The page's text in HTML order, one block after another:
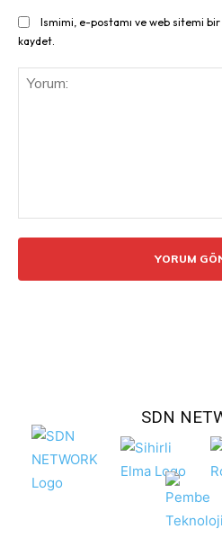
Ismimi, e-postamı ve web sitemi bir
kaydet.
SDN